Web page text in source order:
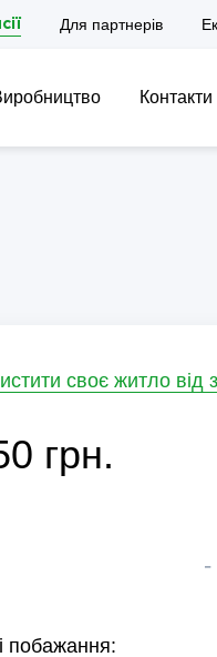
Для партнерів
Контакти
своє житло від
грн.
-
побажання: